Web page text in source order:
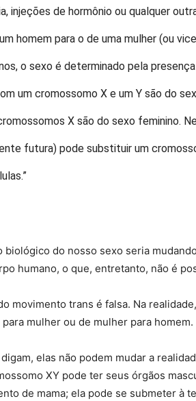
injeções de hormônio ou qualquer
homem para o de uma mulher (ou
o sexo é determinado pela
um cromossomo X e um Y são do
X são do sexo feminino.
futura) pode substituir um
biológico do nosso sexo seria
humano, o que, entretanto, não é
movimento trans é falsa. Na
mulher ou de mulher para homem.
elas não podem mudar a
XY pode ter seus órgãos
de mama; ela pode se submeter à